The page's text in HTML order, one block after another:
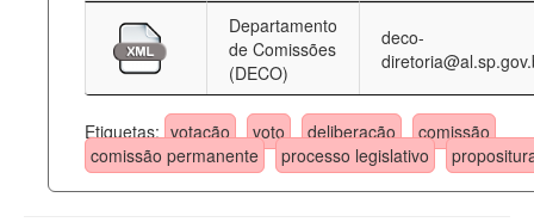
Departamento
de Comissões
(DECO)
deco-
Etiquetas: votação voto deliberação
comissão
comissão permanente
processo legislativo